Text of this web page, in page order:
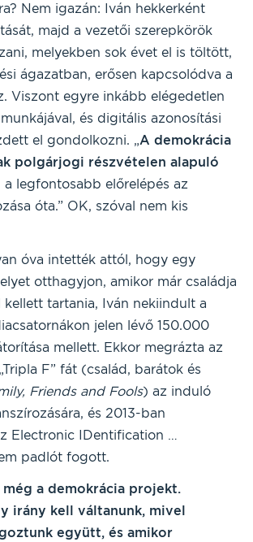
Nem igazán: Iván hekkerként
majd a vezetői szerepkörök
melyekben sok évet el is töltött,
ágazatban, erősen kapcsolódva a
Viszont egyre inkább elégedetlen
és digitális azonosítási
el gondolkozni. „A demokrácia
polgárjogi részvételen alapuló
a legfontosabb előrelépés az
óta.” OK, szóval nem kis
óva intették attól, hogy egy
otthagyjon, amikor már családja
kellett tartania, Iván nekiindult a
jelen lévő 150.000
mellett. Ekkor megrázta az
F” fát (család, barátok és
Friends and Fools) az induló
és 2013-ban
Electronic IDentification …
padlót fogott.
a demokrácia projekt.
irány kell váltanunk, mivel
együtt, és amikor